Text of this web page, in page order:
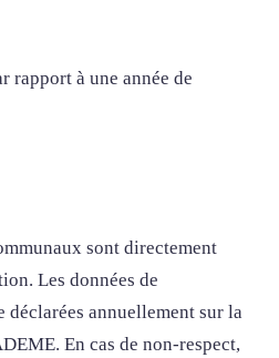
rapport à une année de
sont directement
Les données de
annuellement sur la
En cas de non-respect,